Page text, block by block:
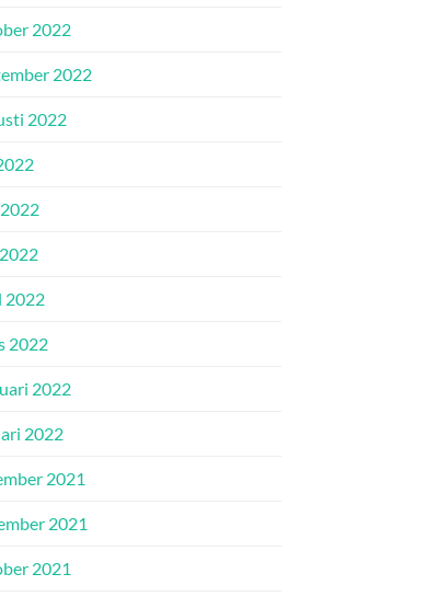
2022
2022
2022
2022
2022
2022
2022
2021
2021
2021